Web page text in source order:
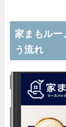
家まもルー
う流れ